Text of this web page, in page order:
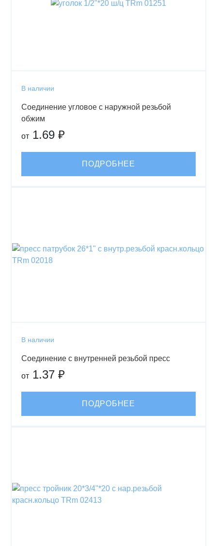
В наличии
Соединение угловое с наружной резьбой
обжим
от 1.69 ₽
ПОДРОБНЕЕ
В наличии
Соединение с внутренней резьбой пресс
от 1.37 ₽
ПОДРОБНЕЕ